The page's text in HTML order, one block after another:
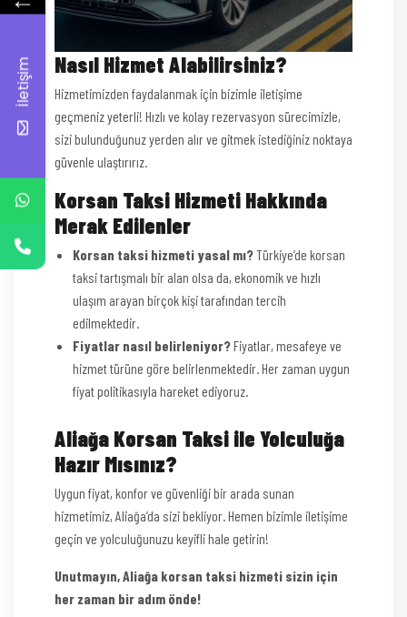
Nasıl Hizmet Alabilirsiniz?
Hizmetimizden faydalanmak için bizimle iletişime
geçmeniz yeterli! Hızlı ve kolay rezervasyon sürecimizle,
sizi bulunduğunuz yerden alır ve gitmek istediğiniz noktaya
güvenle ulaştırırız.
Korsan Taksi Hizmeti Hakkında
Merak Edilenler
Korsan taksi hizmeti yasal mı?Türkiye’de korsan
taksi tartışmalı bir alan olsa da, ekonomik ve hızlı
ulaşım arayan birçok kişi tarafından tercih
edilmektedir.
Fiyatlar nasıl belirleniyor?Fiyatlar, mesafeye ve
hizmet türüne göre belirlenmektedir. Her zaman uygun
fiyat politikasıyla hareket ediyoruz.
Aliağa Korsan Taksi ile Yolculuğa
Hazır Mısınız?
Uygun fiyat, konfor ve güvenliği bir arada sunan
hizmetimiz, Aliağa’da sizi bekliyor. Hemen bizimle iletişime
geçin ve yolculuğunuzu keyifli hale getirin!
Unutmayın, Aliağa korsan taksi hizmeti sizin için
her zaman bir adım önde!
İletişim